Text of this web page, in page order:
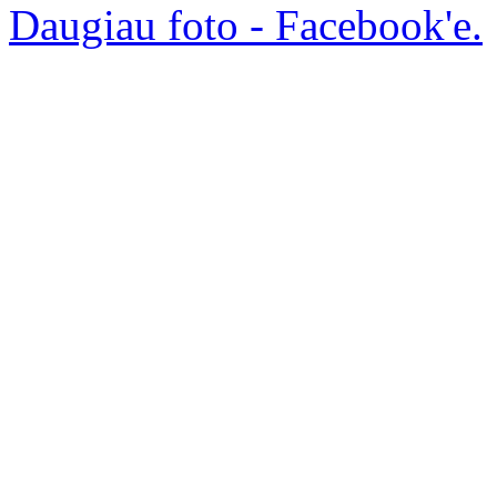
Daugiau foto - Facebook'e.